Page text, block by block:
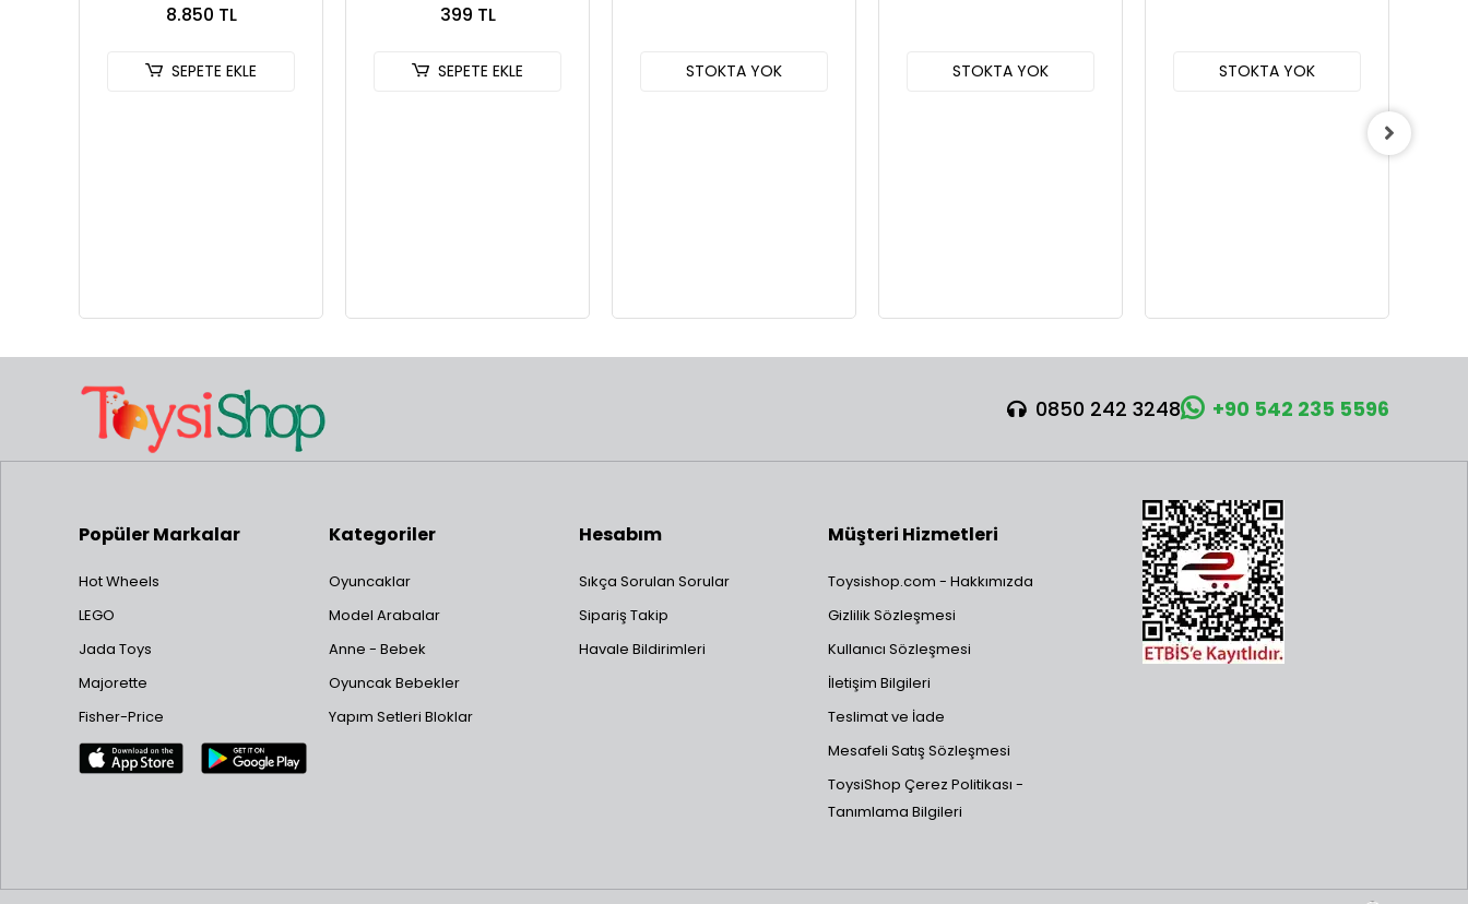
8.850 TL
SEPETE EKLE
399 TL
SEPETE EKLE STOKTA YOK STOKTA YOK STOKTA YOK
0850 242 3248 +90 542 235 5596
Popüler Markalar
Hot Wheels
LEGO
Jada Toys
Majorette
Fisher-Price
Kategoriler
Oyuncaklar
Model Arabalar
Anne - Bebek
Oyuncak Bebekler
Yapım Setleri Bloklar
Hesabım
Sıkça Sorulan Sorular
Sipariş Takip
Havale Bildirimleri
Müşteri Hizmetleri
Toysishop.com - Hakkımızda
Gizlilik Sözleşmesi
Kullanıcı Sözleşmesi
İletişim Bilgileri
Teslimat ve İade
Mesafeli Satış Sözleşmesi
ToysiShop Çerez Politikası -
Tanımlama Bilgileri